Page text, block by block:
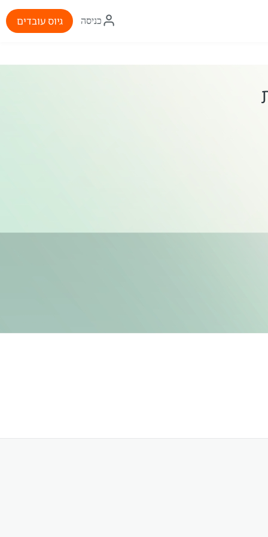
איקון
התחברות
כניסה גיוס עובדים